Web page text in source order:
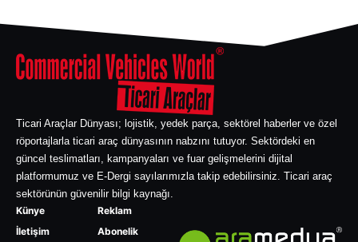
Ticari Araçlar Dünyası; lojistik, yedek parça, sektörel haberler ve özel
röportajlarla ticari araç dünyasının nabzını tutuyor. Sektördeki en
güncel teslimatları, kampanyaları ve fuar gelişmelerini dijital
platformumuz ve E-Dergi sayılarımızla takip edebilirsiniz. Ticari araç
sektörünün güvenilir bilgi kaynağı.
Künye
İletişim
Reklam
Abonelik